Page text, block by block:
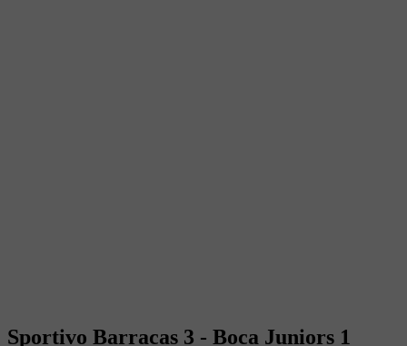
Sportivo Barracas 3 - Boca Juniors 1